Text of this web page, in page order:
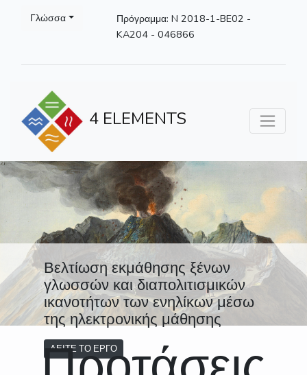
Γλώσσα
Πρόγραμμα: N 2018-1-BE02 -
KA204 - 046866
4 ELEMENTS
Βελτίωση εκμάθησης ξένων
γλωσσών και διαπολιτισμικών
ικανοτήτων των ενηλίκων μέσω
της ηλεκτρονικής μάθησης
ΔΕΙΤΕ ΤΟ ΕΡΓΟ